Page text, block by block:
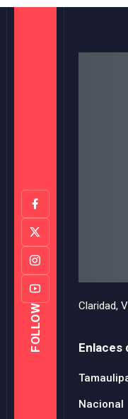
FOLLOW Claridad,
Enlaces
Nacional